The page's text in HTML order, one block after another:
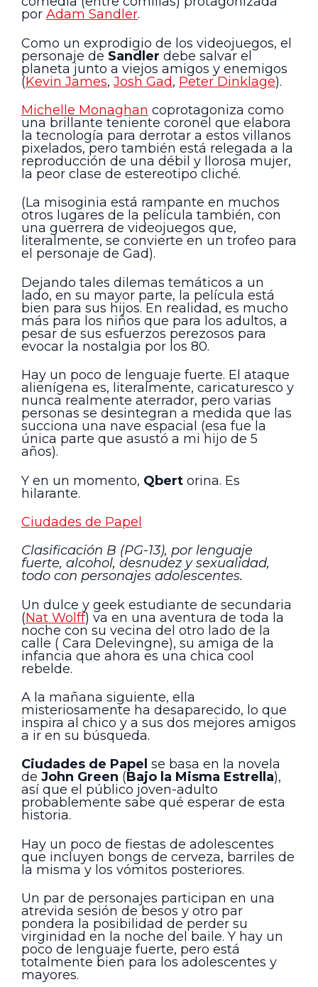
por Adam Sandler.
Como un exprodigio de los videojuegos, el
personaje de Sandler debe salvar el
planeta junto a viejos amigos y enemigos
(Kevin James, Josh Gad, Peter Dinklage).
Michelle Monaghan coprotagoniza como
una brillante teniente coronel que elabora
la tecnología para derrotar a estos villanos
pixelados, pero también está relegada a la
reproducción de una débil y llorosa mujer,
la peor clase de estereotipo cliché.
(La misoginia está rampante en muchos
otros lugares de la película también, con
una guerrera de videojuegos que,
literalmente, se convierte en un trofeo para
el personaje de Gad).
Dejando tales dilemas temáticos a un
lado, en su mayor parte, la película está
bien para sus hijos. En realidad, es mucho
más para los niños que para los adultos, a
pesar de sus esfuerzos perezosos para
evocar la nostalgia por los 80.
Hay un poco de lenguaje fuerte. El ataque
alienígena es, literalmente, caricaturesco y
nunca realmente aterrador, pero varias
personas se desintegran a medida que las
succiona una nave espacial (esa fue la
única parte que asustó a mi hijo de 5
años).
Y en un momento, Qbert orina. Es
hilarante.
Ciudades de Papel
Clasificación B (PG-13), por lenguaje
fuerte, alcohol, desnudez y sexualidad,
todo con personajes adolescentes.
Un dulce y geek estudiante de secundaria
(Nat Wolff) va en una aventura de toda la
noche con su vecina del otro lado de la
calle ( Cara Delevingne), su amiga de la
infancia que ahora es una chica cool
rebelde.
A la mañana siguiente, ella
misteriosamente ha desaparecido, lo que
inspira al chico y a sus dos mejores amigos
a ir en su búsqueda.
Ciudades de Papel se basa en la novela
de John Green (Bajo la Misma Estrella),
así que el público joven-adulto
probablemente sabe qué esperar de esta
historia.
Hay un poco de fiestas de adolescentes
que incluyen bongs de cerveza, barriles de
la misma y los vómitos posteriores.
Un par de personajes participan en una
atrevida sesión de besos y otro par
pondera la posibilidad de perder su
virginidad en la noche del baile. Y hay un
poco de lenguaje fuerte, pero está
totalmente bien para los adolescentes y
mayores.